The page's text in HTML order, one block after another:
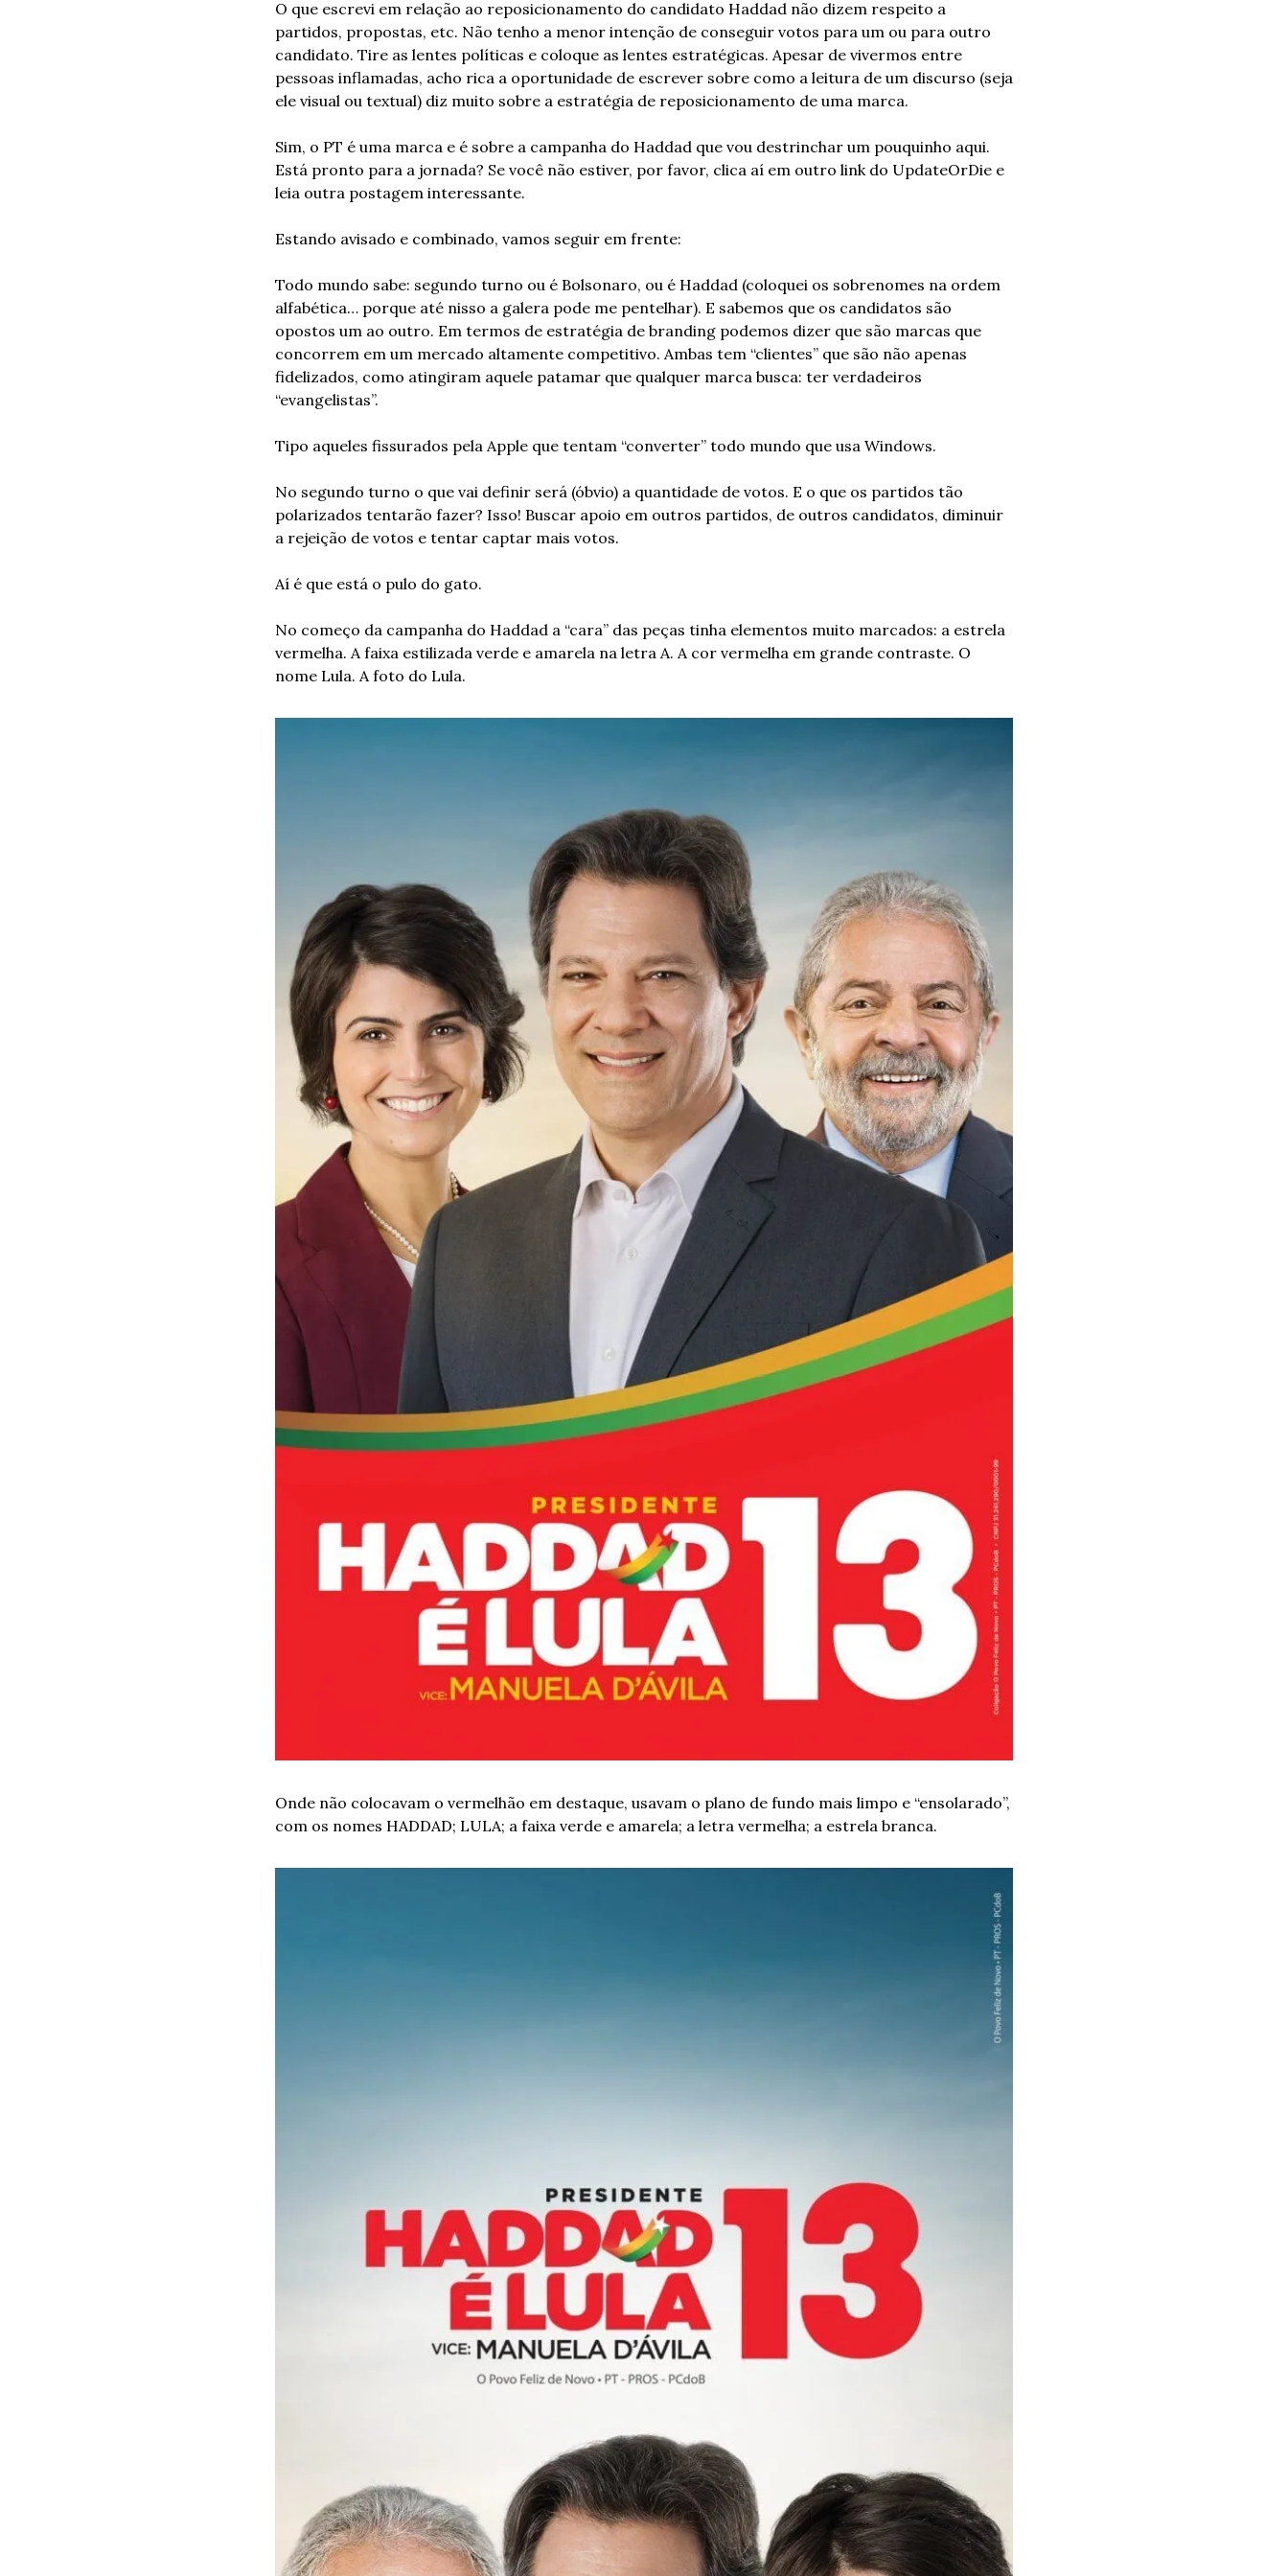
O que escrevi em relação ao reposicionamento do candidato Haddad não dizem respeito a
partidos, propostas, etc. Não tenho a menor intenção de conseguir votos para um ou para outro
candidato. Tire as lentes políticas e coloque as lentes estratégicas. Apesar de vivermos entre
pessoas inflamadas, acho rica a oportunidade de escrever sobre como a leitura de um discurso (seja
ele visual ou textual) diz muito sobre a estratégia de reposicionamento de uma marca.
Sim, o PT é uma marca e é sobre a campanha do Haddad que vou destrinchar um pouquinho aqui.
Está pronto para a jornada? Se você não estiver, por favor, clica aí em outro link do UpdateOrDie e
leia outra postagem interessante.
Estando avisado e combinado, vamos seguir em frente:
Todo mundo sabe: segundo turno ou é Bolsonaro, ou é Haddad (coloquei os sobrenomes na ordem
alfabética… porque até nisso a galera pode me pentelhar). E sabemos que os candidatos são
opostos um ao outro. Em termos de estratégia de branding podemos dizer que são marcas que
concorrem em um mercado altamente competitivo. Ambas tem “clientes” que são não apenas
fidelizados, como atingiram aquele patamar que qualquer marca busca: ter verdadeiros
“evangelistas”.
Tipo aqueles fissurados pela Apple que tentam “converter” todo mundo que usa Windows.
No segundo turno o que vai definir será (óbvio) a quantidade de votos. E o que os partidos tão
polarizados tentarão fazer? Isso! Buscar apoio em outros partidos, de outros candidatos, diminuir
a rejeição de votos e tentar captar mais votos.
Aí é que está o pulo do gato.
No começo da campanha do Haddad a “cara” das peças tinha elementos muito marcados: a estrela
vermelha. A faixa estilizada verde e amarela na letra A. A cor vermelha em grande contraste. O
nome Lula. A foto do Lula.
Onde não colocavam o vermelhão em destaque, usavam o plano de fundo mais limpo e “ensolarado”,
com os nomes HADDAD; LULA; a faixa verde e amarela; a letra vermelha; a estrela branca.